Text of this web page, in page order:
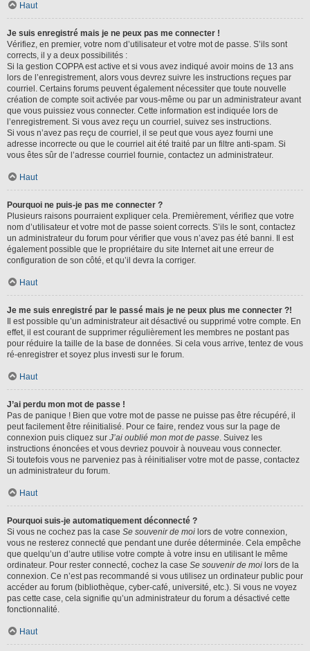
Haut
Je suis enregistré mais je ne peux pas me connecter !
Vérifiez, en premier, votre nom d’utilisateur et votre mot de passe. S’ils sont
corrects, il y a deux possibilités :
Si la gestion COPPA est active et si vous avez indiqué avoir moins de 13 ans
lors de l’enregistrement, alors vous devrez suivre les instructions reçues par
courriel. Certains forums peuvent également nécessiter que toute nouvelle
création de compte soit activée par vous-même ou par un administrateur avant
que vous puissiez vous connecter. Cette information est indiquée lors de
l’enregistrement. Si vous avez reçu un courriel, suivez ses instructions.
Si vous n’avez pas reçu de courriel, il se peut que vous ayez fourni une
adresse incorrecte ou que le courriel ait été traité par un filtre anti-spam. Si
vous êtes sûr de l’adresse courriel fournie, contactez un administrateur.
Haut
Pourquoi ne puis-je pas me connecter ?
Plusieurs raisons pourraient expliquer cela. Premièrement, vérifiez que votre
nom d’utilisateur et votre mot de passe soient corrects. S’ils le sont, contactez
un administrateur du forum pour vérifier que vous n’avez pas été banni. Il est
également possible que le propriétaire du site Internet ait une erreur de
configuration de son côté, et qu’il devra la corriger.
Haut
Je me suis enregistré par le passé mais je ne peux plus me connecter ?!
Il est possible qu’un administrateur ait désactivé ou supprimé votre compte. En
effet, il est courant de supprimer régulièrement les membres ne postant pas
pour réduire la taille de la base de données. Si cela vous arrive, tentez de vous
ré-enregistrer et soyez plus investi sur le forum.
Haut
J’ai perdu mon mot de passe !
Pas de panique ! Bien que votre mot de passe ne puisse pas être récupéré, il
peut facilement être réinitialisé. Pour ce faire, rendez vous sur la page de
connexion puis cliquez sur J’ai oublié mon mot de passe. Suivez les
instructions énoncées et vous devriez pouvoir à nouveau vous connecter.
Si toutefois vous ne parveniez pas à réinitialiser votre mot de passe, contactez
un administrateur du forum.
Haut
Pourquoi suis-je automatiquement déconnecté ?
Si vous ne cochez pas la case Se souvenir de moi lors de votre connexion,
vous ne resterez connecté que pendant une durée déterminée. Cela empêche
que quelqu’un d’autre utilise votre compte à votre insu en utilisant le même
ordinateur. Pour rester connecté, cochez la case Se souvenir de moi lors de la
connexion. Ce n’est pas recommandé si vous utilisez un ordinateur public pour
accéder au forum (bibliothèque, cyber-café, université, etc.). Si vous ne voyez
pas cette case, cela signifie qu’un administrateur du forum a désactivé cette
fonctionnalité.
Haut